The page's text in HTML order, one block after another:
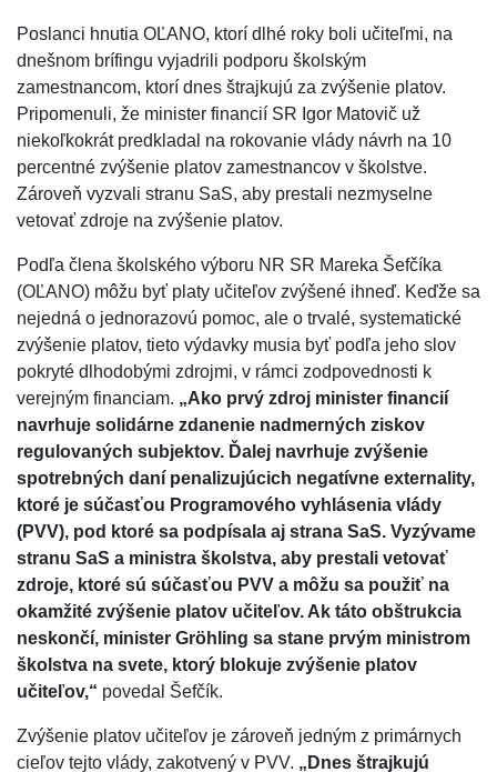
Poslanci hnutia OĽANO, ktorí dlhé roky boli učiteľmi, na
dnešnom brífingu vyjadrili podporu školským
zamestnancom, ktorí dnes štrajkujú za zvýšenie platov.
Pripomenuli, že minister financií SR Igor Matovič už
niekoľkokrát predkladal na rokovanie vlády návrh na 10
percentné zvýšenie platov zamestnancov v školstve.
Zároveň vyzvali stranu SaS, aby prestali nezmyselne
vetovať zdroje na zvýšenie platov.
Podľa člena školského výboru NR SR Mareka Šefčíka
(OĽANO) môžu byť platy učiteľov zvýšené ihneď. Keďže sa
nejedná o jednorazovú pomoc, ale o trvalé, systematické
zvýšenie platov, tieto výdavky musia byť podľa jeho slov
pokryté dlhodobými zdrojmi, v rámci zodpovednosti k
verejným financiam. „Ako prvý zdroj minister financií
navrhuje solidárne zdanenie nadmerných ziskov
regulovaných subjektov. Ďalej navrhuje zvýšenie
spotrebných daní penalizujúcich negatívne externality,
ktoré je súčasťou Programového vyhlásenia vlády
(PVV), pod ktoré sa podpísala aj strana SaS. Vyzývame
stranu SaS a ministra školstva, aby prestali vetovať
zdroje, ktoré sú súčasťou PVV a môžu sa použiť na
okamžité zvýšenie platov učiteľov. Ak táto obštrukcia
neskončí, minister Gröhling sa stane prvým ministrom
školstva na svete, ktorý blokuje zvýšenie platov
učiteľov,“ povedal Šefčík.
Zvýšenie platov učiteľov je zároveň jedným z primárnych
cieľov tejto vlády, zakotvený v PVV. „Dnes štrajkujú